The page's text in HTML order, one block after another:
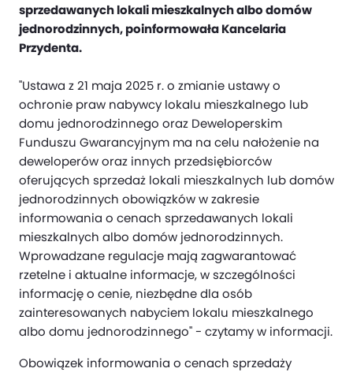
sprzedawanych lokali mieszkalnych albo domów
jednorodzinnych, poinformowała Kancelaria
Przydenta.
"Ustawa z 21 maja 2025 r. o zmianie ustawy o
ochronie praw nabywcy lokalu mieszkalnego lub
domu jednorodzinnego oraz Deweloperskim
Funduszu Gwarancyjnym ma na celu nałożenie na
deweloperów oraz innych przedsiębiorców
oferujących sprzedaż lokali mieszkalnych lub domów
jednorodzinnych obowiązków w zakresie
informowania o cenach sprzedawanych lokali
mieszkalnych albo domów jednorodzinnych.
Wprowadzane regulacje mają zagwarantować
rzetelne i aktualne informacje, w szczególności
informację o cenie, niezbędne dla osób
zainteresowanych nabyciem lokalu mieszkalnego
albo domu jednorodzinnego" - czytamy w informacji.
Obowiązek informowania o cenach sprzedaży